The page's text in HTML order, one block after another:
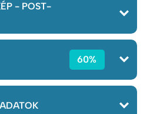
- POST-
60%